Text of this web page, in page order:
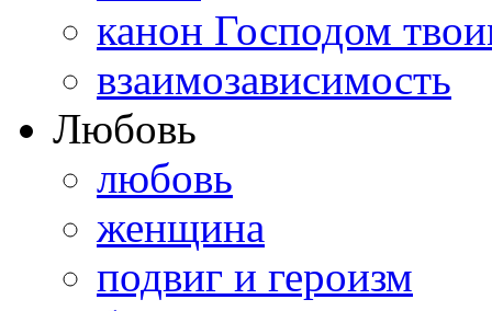
канон Господом
взаимозависимость
Любовь
любовь
женщина
подвиг и героизм